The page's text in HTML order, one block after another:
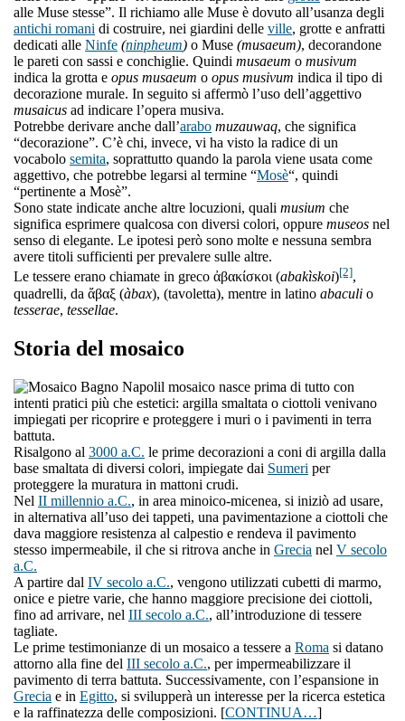
alle Muse stesse”. Il richiamo alle Muse è dovuto all’usanza degli
antichi romani di costruire, nei giardini delle ville, grotte e anfratti
dedicati alle Ninfe (ninpheum) o Muse (musaeum), decorandone
le pareti con sassi e conchiglie. Quindi musaeum o musivum
indica la grotta e opus musaeum o opus musivum indica il tipo di
decorazione murale. In seguito si affermò l’uso dell’aggettivo
musaicus ad indicare l’opera musiva.
Potrebbe derivare anche dall’arabo muzauwaq, che significa
“decorazione”. C’è chi, invece, vi ha visto la radice di un
vocabolo semita, soprattutto quando la parola viene usata come
aggettivo, che potrebbe legarsi al termine “Mosè“, quindi
“pertinente a Mosè”.
Sono state indicate anche altre locuzioni, quali musium che
significa esprimere qualcosa con diversi colori, oppure museos nel
senso di elegante. Le ipotesi però sono molte e nessuna sembra
avere titoli sufficienti per prevalere sulle altre.
Le tessere erano chiamate in greco ἀβακίσκοι (abakìskoi)[2],
quadrelli, da ἄβαξ (àbax), (tavoletta), mentre in latino abaculi o
tesserae, tessellae.
Storia del mosaico
l mosaico nasce prima di tutto con
intenti pratici più che estetici: argilla smaltata o ciottoli venivano
impiegati per ricoprire e proteggere i muri o i pavimenti in terra
battuta.
Risalgono al 3000 a.C. le prime decorazioni a coni di argilla dalla
base smaltata di diversi colori, impiegate dai Sumeri per
proteggere la muratura in mattoni crudi.
Nel II millennio a.C., in area minoico-micenea, si iniziò ad usare,
in alternativa all’uso dei tappeti, una pavimentazione a ciottoli che
dava maggiore resistenza al calpestio e rendeva il pavimento
stesso impermeabile, il che si ritrova anche in Grecia nel V secolo
a.C.
A partire dal IV secolo a.C., vengono utilizzati cubetti di marmo,
onice e pietre varie, che hanno maggiore precisione dei ciottoli,
fino ad arrivare, nel III secolo a.C., all’introduzione di tessere
tagliate.
Le prime testimonianze di un mosaico a tessere a Roma si datano
attorno alla fine del III secolo a.C., per impermeabilizzare il
pavimento di terra battuta. Successivamente, con l’espansione in
Grecia e in Egitto, si svilupperà un interesse per la ricerca estetica
e la raffinatezza delle composizioni. [CONTINUA…]